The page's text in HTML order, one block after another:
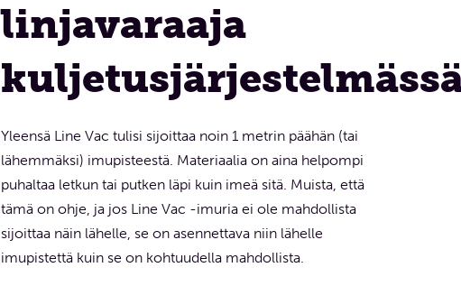
linjavaraaja
Yleensä Line Vac tulisi sijoittaa noin 1 metrin päähän (tai
lähemmäksi) imupisteestä. Materiaalia on aina helpompi
puhaltaa letkun tai putken läpi kuin imeä sitä. Muista, että
tämä on ohje, ja jos Line Vac -imuria ei ole mahdollista
sijoittaa näin lähelle, se on asennettava niin lähelle
imupistettä kuin se on kohtuudella mahdollista.